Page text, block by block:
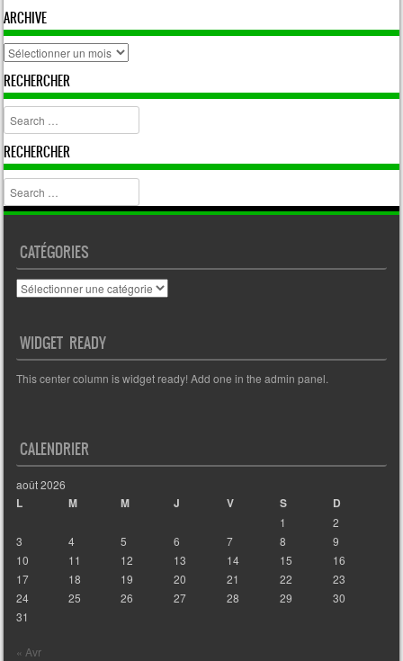
ARCHIVE
archive
RECHERCHER
Search
RECHERCHER
Search
CATÉGORIES
Catégories
WIDGET READY
This center column is widget ready! Add one in the admin panel.
CALENDRIER
août 2026
L M M J V S D
1
2
3
4 5 6 7 8
9
10
11 12 13 14 15
16
17
18 19 20 21 22
23
24
25 26 27 28 29
30
31
« Avr